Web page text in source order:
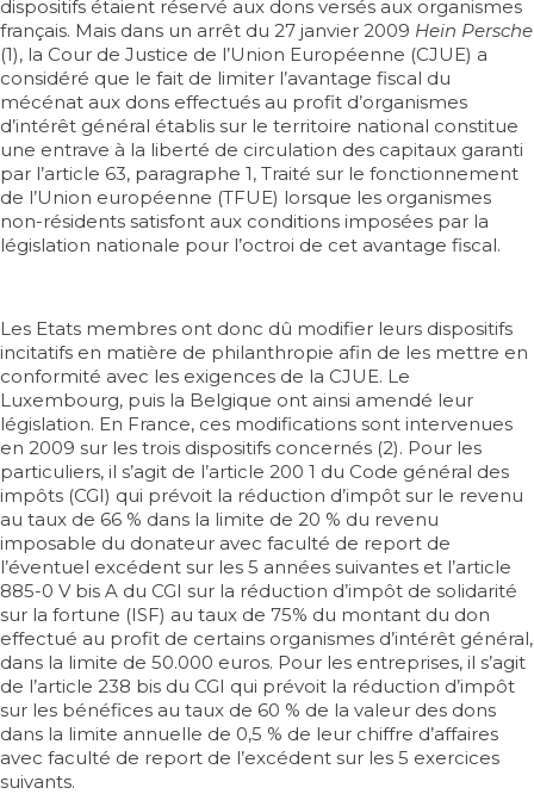
dispositifs étaient réservé aux dons versés aux organismes
français. Mais dans un arrêt du 27 janvier 2009 Hein Persche
(1), la Cour de Justice de l’Union Européenne (CJUE) a
considéré que le fait de limiter l’avantage fiscal du
mécénat aux dons effectués au profit d’organismes
d’intérêt général établis sur le territoire national constitue
une entrave à la liberté de circulation des capitaux garanti
par l’article 63, paragraphe 1, Traité sur le fonctionnement
de l’Union européenne (TFUE) lorsque les organismes
non-résidents satisfont aux conditions imposées par la
législation nationale pour l’octroi de cet avantage fiscal.
Les Etats membres ont donc dû modifier leurs dispositifs
incitatifs en matière de philanthropie afin de les mettre en
conformité avec les exigences de la CJUE. Le
Luxembourg, puis la Belgique ont ainsi amendé leur
législation. En France, ces modifications sont intervenues
en 2009 sur les trois dispositifs concernés (2). Pour les
particuliers, il s’agit de l’article 200 1 du Code général des
impôts (CGI) qui prévoit la réduction d’impôt sur le revenu
au taux de 66 % dans la limite de 20 % du revenu
imposable du donateur avec faculté de report de
l’éventuel excédent sur les 5 années suivantes et l’article
885-0 V bis A du CGI sur la réduction d’impôt de solidarité
sur la fortune (ISF) au taux de 75% du montant du don
effectué au profit de certains organismes d’intérêt général,
dans la limite de 50.000 euros. Pour les entreprises, il s’agit
de l’article 238 bis du CGI qui prévoit la réduction d’impôt
sur les bénéfices au taux de 60 % de la valeur des dons
dans la limite annuelle de 0,5 % de leur chiffre d’affaires
avec faculté de report de l’excédent sur les 5 exercices
suivants.